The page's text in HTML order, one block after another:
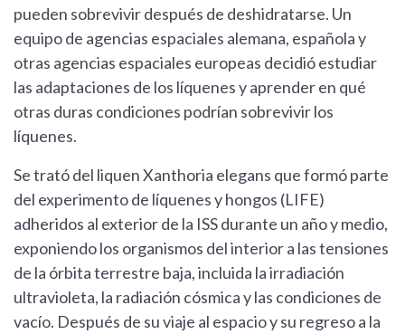
pueden sobrevivir después de deshidratarse. Un
equipo de agencias espaciales alemana, española y
otras agencias espaciales europeas decidió estudiar
las adaptaciones de los líquenes y aprender en qué
otras duras condiciones podrían sobrevivir los
líquenes.
Se trató del liquen Xanthoria elegans que formó parte
del experimento de líquenes y hongos (LIFE)
adheridos al exterior de la ISS durante un año y medio,
exponiendo los organismos del interior a las tensiones
de la órbita terrestre baja, incluida la irradiación
ultravioleta, la radiación cósmica y las condiciones de
vacío. Después de su viaje al espacio y su regreso a la